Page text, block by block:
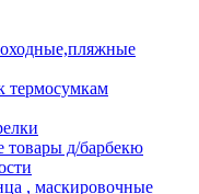
термосумкам
товары д/барбекю
, маскировочные